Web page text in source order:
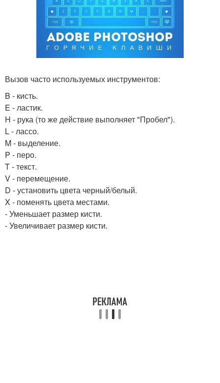
Вызов часто используемых инструментов:
B - кисть.
E - ластик.
H - рука (то же действие выполняет "Пробел").
L - лассо.
M - выделение.
P - перо.
T - текст.
V - перемещение.
D - установить цвета черный/белый.
X - поменять цвета местами.
- Уменьшает размер кисти.
- Увеличивает размер кисти.